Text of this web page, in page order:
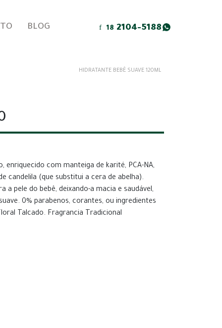
BLOG 18 2104-5188
HIDRATANTE BEBÊ SUAVE 120ML
com manteiga de karité, PCA-NA,
candelila (que substitui a cera de abelha).
a pele do bebê, deixando-a macia e saudável,
0% parabenos, corantes, ou ingredientes
Talcado. Fragrancia Tradicional